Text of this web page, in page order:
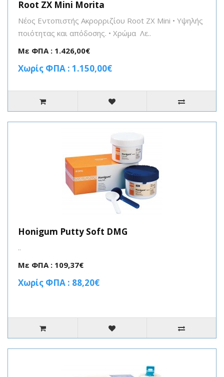
Root ZX Mini Morita
Νέος Εντοπιστής Ακρορριζίου Root ZX Mini • Υψηλής
ποιότητας και απόδοσης. • Χρώμα Λε..
Με ΦΠΑ : 1.426,00€
Χωρίς ΦΠΑ : 1.150,00€
Honigum Putty Soft DMG
..
Με ΦΠΑ : 109,37€
Χωρίς ΦΠΑ : 88,20€